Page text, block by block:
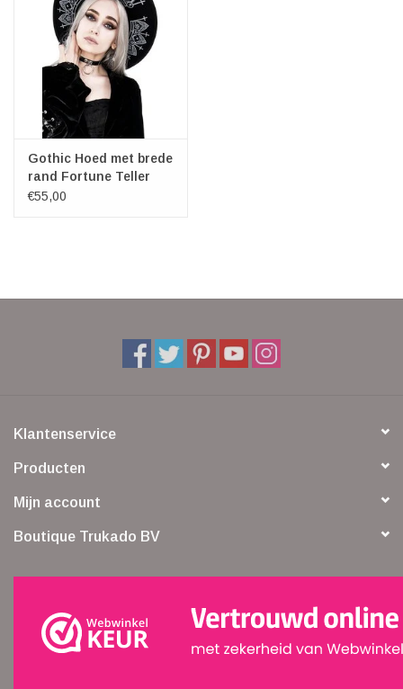
Gothic Hoed met brede
rand Fortune Teller
Restyle
€55,00
Klantenservice
Producten
Mijn account
Boutique Trukado BV